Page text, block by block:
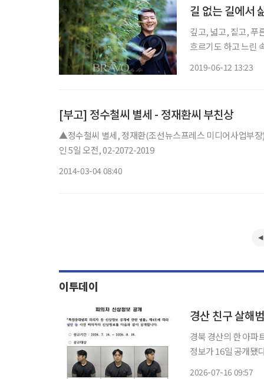
길 없는 길에서
깊고, 넓고, 짙고, 푸
흐르기도 하고 느린
2019-06-12 13:23
[부고] 정수철씨 별세 - 정재환씨 부친상
▲정수철씨 별세, 정재환(조선뉴스프레스 미디어사업부
인 5일 오전, 02-2072-2019
2014-03-04 08:40
이투데이
경산 친구 살해
경북 경산의 한 아파
정보가 16일 공개됐다. 경북경찰청은 이날 홈페이지에 정 씨의 이름과 나이, 얼굴
2026-07-16 09:57